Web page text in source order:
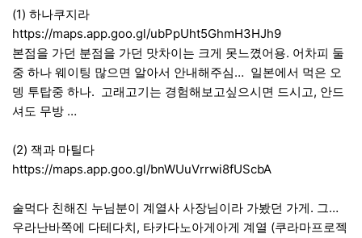
(1) 하나쿠지라
https://maps.app.goo.gl/ubPpUht5GhmH3HJh9
본점을 가던 분점을 가던 맛차이는 크게 못느꼈어용. 어차피 둘
중 하나 웨이팅 많으면 알아서 안내해주심… 일본에서 먹은 오
뎅 투탑중 하나. 고래고기는 경험해보고싶으시면 드시고, 안드
셔도 무방 …
(2) 잭과 마틸다
https://maps.app.goo.gl/bnWUuVrrwi8fUScbA
술먹다 친해진 누님분이 계열사 사장님이라 가봤던 가게. 그…
우라난바쪽에 다테다치, 타카다노아게아게 계열 (쿠라마프로젝